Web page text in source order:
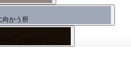
向かう所
生）が加わりました。